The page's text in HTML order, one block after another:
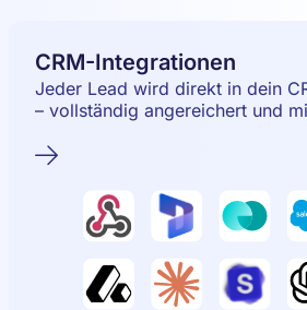
CRM-Integrationen
Jeder Lead wird direkt in dein
– vollständig angereichert und